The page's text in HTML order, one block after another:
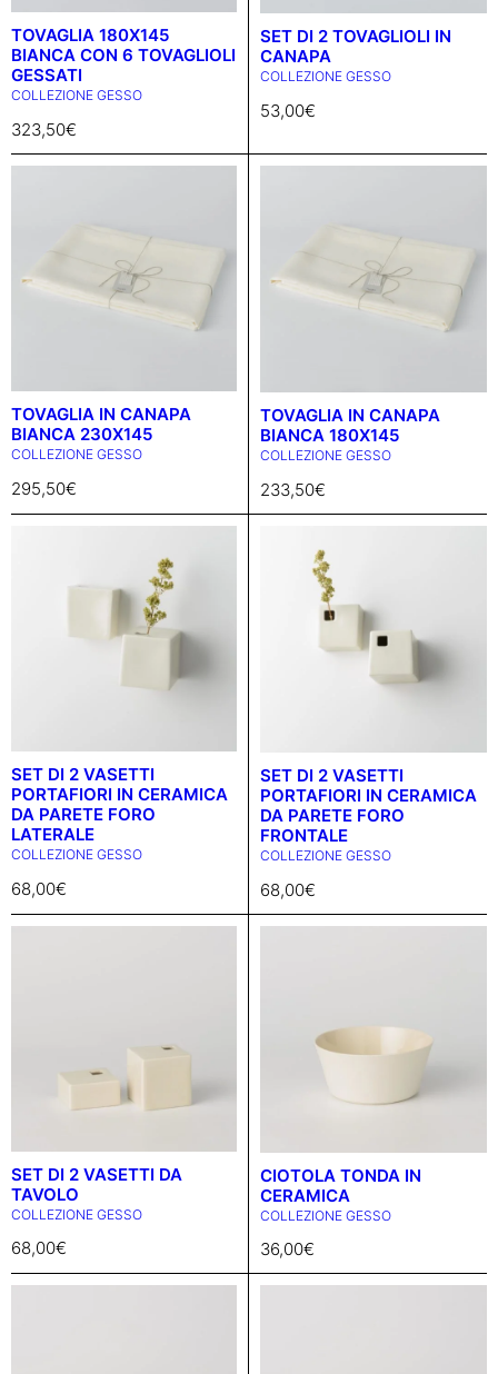
TOVAGLIA 180X145
BIANCA CON 6 TOVAGLIOLI
GESSATI
COLLEZIONE GESSO
323,50€
SET DI 2 TOVAGLIOLI IN
CANAPA
COLLEZIONE GESSO
53,00€
TOVAGLIA IN CANAPA
BIANCA 230X145
COLLEZIONE GESSO
295,50€
TOVAGLIA IN CANAPA
BIANCA 180X145
COLLEZIONE GESSO
233,50€
SET DI 2 VASETTI
PORTAFIORI IN CERAMICA
DA PARETE FORO
LATERALE
COLLEZIONE GESSO
68,00€
SET DI 2 VASETTI
PORTAFIORI IN CERAMICA
DA PARETE FORO
FRONTALE
COLLEZIONE GESSO
68,00€
SET DI 2 VASETTI DA
TAVOLO
COLLEZIONE GESSO
68,00€
CIOTOLA TONDA IN
CERAMICA
COLLEZIONE GESSO
36,00€